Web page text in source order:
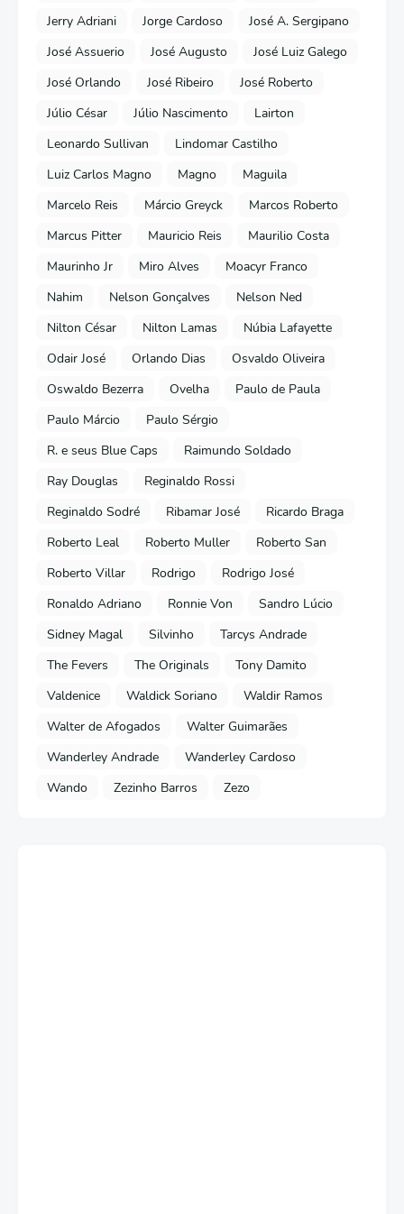
Jerry Adriani
Jorge Cardoso
José A. Sergipano
José Assuerio
José Augusto
José Luiz Galego
José Orlando
José Ribeiro
José Roberto
Júlio César
Júlio Nascimento
Lairton
Leonardo Sullivan
Lindomar Castilho
Luiz Carlos Magno
Magno
Maguila
Marcelo Reis
Márcio Greyck
Marcos Roberto
Marcus Pitter
Mauricio Reis
Maurilio Costa
Maurinho Jr
Miro Alves
Moacyr Franco
Nahim
Nelson Gonçalves
Nelson Ned
Nilton César
Nilton Lamas
Núbia Lafayette
Odair José
Orlando Dias
Osvaldo Oliveira
Oswaldo Bezerra
Ovelha
Paulo de Paula
Paulo Márcio
Paulo Sérgio
R. e seus Blue Caps
Raimundo Soldado
Ray Douglas
Reginaldo Rossi
Reginaldo Sodré
Ribamar José
Ricardo Braga
Roberto Leal
Roberto Muller
Roberto San
Roberto Villar
Rodrigo
Rodrigo José
Ronaldo Adriano
Ronnie Von
Sandro Lúcio
Sidney Magal
Silvinho
Tarcys Andrade
The Fevers
The Originals
Tony Damito
Valdenice
Waldick Soriano
Waldir Ramos
Walter de Afogados
Walter Guimarães
Wanderley Andrade
Wanderley Cardoso
Wando
Zezinho Barros Zezo